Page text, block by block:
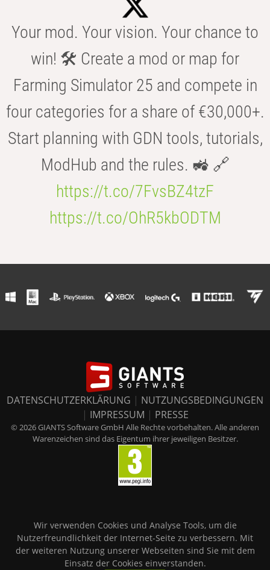
Your mod. Your vision. Your chance to
win! 🛠️ Create a mod or map for
Farming Simulator 25 and compete in
four categories for a share of €30,000+.
Start planning with GDN tools, tutorials,
ModHub and the rules. 🚜 🔗
https://t.co/7FvsBZ4tzF
https://t.co/OhR5kbODTM
DATENSCHUTZERKLÄRUNG | NUTZUNGSBEDINGUNGEN
| IMPRESSUM | PRESSE
© 2026 GIANTS Software GmbH Alle Rechte vorbehalten. Alle anderen
Warenzeichen sind das Eigentum ihrer jeweiligen Besitzer.
Wir verwenden Cookies und Analyse Tools, um die
Nutzerfreundlichkeit der Internet-Seite zu verbessern. Mit
der weiteren Nutzung unserer Webseiten sind Sie mit dem
Einsatz der Cookies einverstanden.